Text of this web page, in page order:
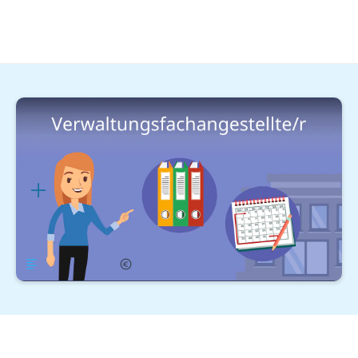
Kaufmännische Berufe Öffentliche Verwaltung
Verwaltungsfachangestellte/r
Gehalt 2023
Lernplan
Übersicht